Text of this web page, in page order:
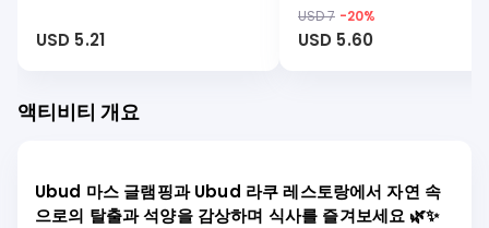
USD 5.21
USD 7 -20%
USD 5.60
액티비티 개요
Ubud 마스 글램핑과 Ubud 라쿠 레스토랑에서 자연 속
으로의 탈출과 석양을 감상하며 식사를 즐겨보세요 🌿✨